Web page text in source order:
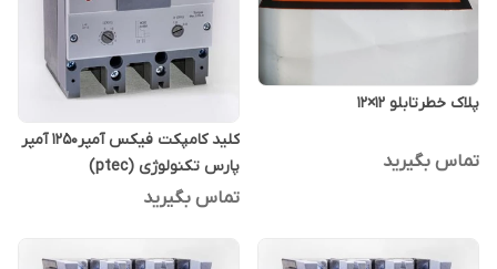
پلاک خطرتابلو ۱۲×۱۲
تماس بگیرید
کلید کامپکت فیکس آمپر1250 آمپر
پارس تکنولوژی (ptec)
تماس بگیرید